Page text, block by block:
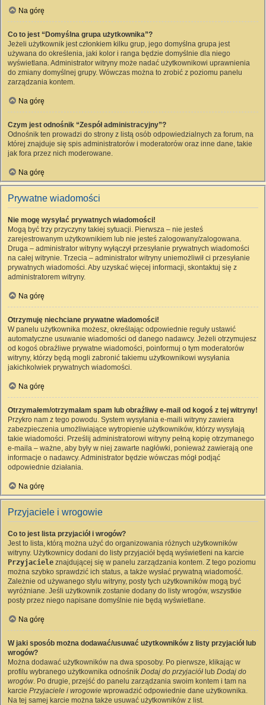
Na górę
Co to jest “Domyślna grupa użytkownika”?
Jeżeli użytkownik jest członkiem kilku grup, jego domyślna grupa jest
używana do określenia, jaki kolor i ranga będzie domyślnie dla niego
wyświetlana. Administrator witryny może nadać użytkownikowi uprawnienia
do zmiany domyślnej grupy. Wówczas można to zrobić z poziomu panelu
zarządzania kontem.
Na górę
Czym jest odnośnik “Zespół administracyjny”?
Odnośnik ten prowadzi do strony z listą osób odpowiedzialnych za forum, na
której znajduje się spis administratorów i moderatorów oraz inne dane, takie
jak fora przez nich moderowane.
Na górę
Prywatne wiadomości
Nie mogę wysyłać prywatnych wiadomości!
Mogą być trzy przyczyny takiej sytuacji. Pierwsza – nie jesteś
zarejestrowanym użytkownikiem lub nie jesteś zalogowany/zalogowana.
Druga – administrator witryny wyłączył przesyłanie prywatnych wiadomości
na całej witrynie. Trzecia – administrator witryny uniemożliwił ci przesyłanie
prywatnych wiadomości. Aby uzyskać więcej informacji, skontaktuj się z
administratorem witryny.
Na górę
Otrzymuję niechciane prywatne wiadomości!
W panelu użytkownika możesz, określając odpowiednie reguły ustawić
automatyczne usuwanie wiadomości od danego nadawcy. Jeżeli otrzymujesz
od kogoś obraźliwe prywatne wiadomości, poinformuj o tym moderatorów
witryny, którzy będą mogli zabronić takiemu użytkownikowi wysyłania
jakichkolwiek prywatnych wiadomości.
Na górę
Otrzymałem/otrzymałam spam lub obraźliwy e-mail od kogoś z tej witryny!
Przykro nam z tego powodu. System wysyłania e-maili witryny zawiera
zabezpieczenia umożliwiające wytropienie użytkowników, którzy wysyłają
takie wiadomości. Prześlij administratorowi witryny pełną kopię otrzymanego
e-maila – ważne, aby były w niej zawarte nagłówki, ponieważ zawierają one
informacje o nadawcy. Administrator będzie wówczas mógł podjąć
odpowiednie działania.
Na górę
Przyjaciele i wrogowie
Co to jest lista przyjaciół i wrogów?
Jest to lista, którą można użyć do organizowania różnych użytkowników
witryny. Użytkownicy dodani do listy przyjaciół będą wyświetleni na karcie
Przyjaciele znajdującej się w panelu zarządzania kontem. Z tego poziomu
można szybko sprawdzić ich status, a także wysłać prywatną wiadomość.
Zależnie od używanego stylu witryny, posty tych użytkowników mogą być
wyróżniane. Jeśli użytkownik zostanie dodany do listy wrogów, wszystkie
posty przez niego napisane domyślnie nie będą wyświetlane.
Na górę
W jaki sposób można dodawać/usuwać użytkowników z listy przyjaciół lub
wrogów?
Można dodawać użytkowników na dwa sposoby. Po pierwsze, klikając w
profilu wybranego użytkownika odnośnik Dodaj do przyjaciół lub Dodaj do
wrogów. Po drugie, przejść do panelu zarządzania swoim kontem i tam na
karcie Przyjaciele i wrogowie wprowadzić odpowiednie dane użytkownika.
Na tej samej karcie można także usuwać użytkowników z list.